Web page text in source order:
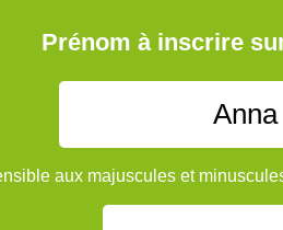
Prénom à inscrire
aux majuscules et